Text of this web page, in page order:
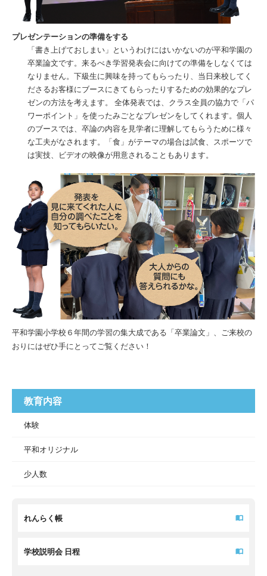
プレゼンテーションの準備をする
「書き上げておしまい」というわけにはいかないのが平和学園の
卒業論文です。来るべき学習発表会に向けての準備をしなくては
なりません。下級生に興味を持ってもらったり、当日来校してく
ださるお客様にブースにきてもらったりするための効果的なプレ
ゼンの方法を考えます。 全体発表では、クラス全員の協力で「パ
ワーポイント」を使ったみごとなプレゼンをしてくれます。個人
のブースでは、卒論の内容を見学者に理解してもらうために様々
な工夫がなされます。「食」がテーマの場合は試食、スポーツで
は実技、ビデオの映像が用意されることもあります。
平和学園小学校６年間の学習の集大成である「卒業論文」、ご来校の
おりにはぜひ手にとってご覧ください！
教育内容
体験
平和オリジナル
少人数
れんらく帳
学校説明会 日程